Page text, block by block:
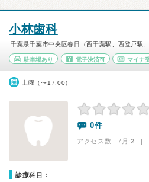
小林歯科
千葉県千葉市中央区春日（西千葉駅、西登戸駅、
駐車場あり 電子決済可 マイナ
土曜（〜17:00）
0件
アクセス数 7月:2 |
診療科目：